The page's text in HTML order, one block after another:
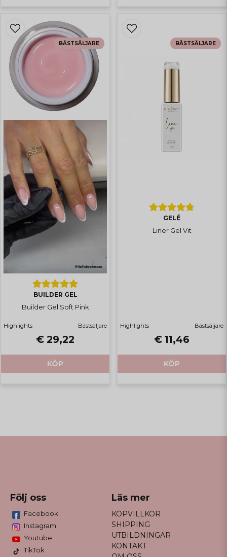
BUILDER GEL
Builder Gel Soft Pink
Highlights Bästsäljare
€ 29,22
KÖP
BÄSTSÄLJARE
GELÉ
Liner Gel Vit
Highlights Bästsäljare
€ 11,46
KÖP
BÄSTSÄLJARE
Följ oss
Facebook
Instagram
Youtube
TikTok
Läs mer
KÖPVILLKOR
SHIPPING
UTBILDNINGAR
KONTAKT